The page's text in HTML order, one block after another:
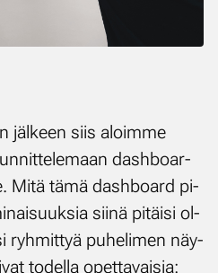
jäl­keen siis aloim­me
dash­boar­
Mi­tä tä­mä dash­board pi­
sii­nä pi­täi­si ol­
ryh­mit­tyä pu­he­li­men näy­
to­del­la opet­ta­vai­sia: